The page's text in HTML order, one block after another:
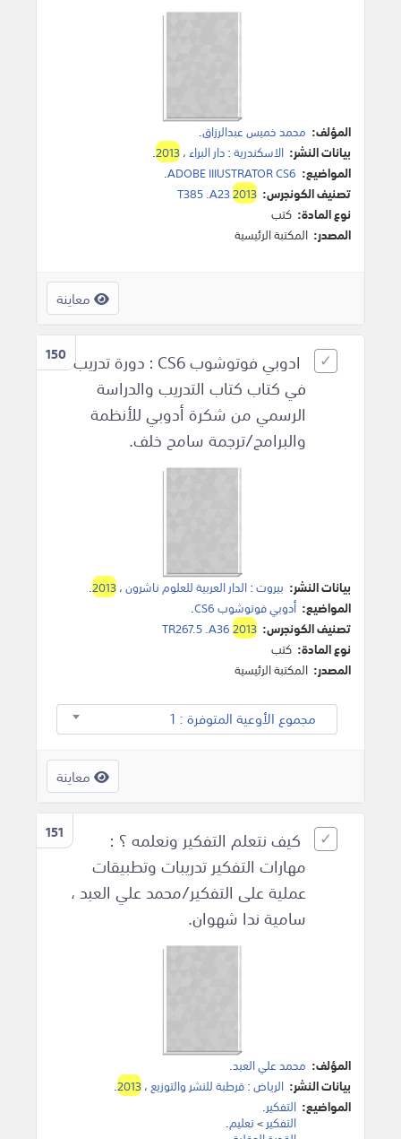
المؤلف: محمد خميس عبدالرزاق.
بيانات النشر: الاسكندرية:دار البراء،2013
.
المواضيع: ADOBE IIIUSTRATOR CS6
.
تصنيف الكونجرس:
T385 .A232013
نوع المادة: كتب
المصدر: المكتبة الرئيسية
معاينة
150 ادوبي فوتوشوب CS6 : دورة تدريب
في كتاب كتاب التدريب والدراسة
الرسمي من شكرة أدوبي للأنظمة
والبرامج/ترجمة سامح خلف.
بيانات النشر: بيروت:الدار العربية للعلوم ناشرون،2013
.
المواضيع: أدوبي فوتوشوب CS6
.
تصنيف الكونجرس:
TR267.5 .A362013
نوع المادة: كتب
المصدر: المكتبة الرئيسية
مجموع الأوعية المتوفرة : 1
معاينة
151
كيف نتعلم التفكير ونعلمه ؟ :
مهارات التفكير تدريبات وتطبيقات
عملية على التفكير/محمد علي العبد ،
سامية ندا شهوان.
المؤلف: محمد علي العبد.
بيانات النشر: الرياض:قرطبة للنشر والتوزيع،2013
.
المواضيع: التفكير.
التفكير>تعليم.